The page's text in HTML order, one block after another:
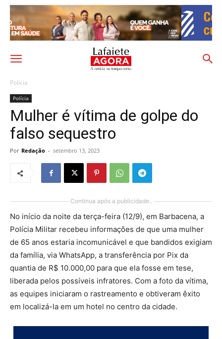
Polícia
Polícia
Mulher é vítima de golpe do
falso sequestro
Por Redação - setembro 13, 2023
Continua após a publicidade..
No início da noite da terça-feira (12/9), em Barbacena, a
Polícia Militar recebeu informações de que uma mulher
de 65 anos estaria incomunicável e que bandidos exigiam
da família, via WhatsApp, a transferência por Pix da
quantia de R$ 10.000,00 para que ela fosse em tese,
liberada pelos possíveis infratores. Com a foto da vítima,
as equipes iniciaram o rastreamento e obtiveram êxito
em localizá-la em um hotel no centro da cidade.